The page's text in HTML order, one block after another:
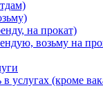
на прокат)
возьму на
услугах (кроме